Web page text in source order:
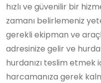
hızlı ve güvenilir bir
zamanı belirlemeniz
gerekli ekipman ve
adresinize gelir ve
hurdanızı teslim etmek
harcamanıza gerek